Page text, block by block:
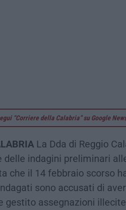
“Corriere della Calabria” su Google
La Dda di Reggio
delle indagini preliminari
che il 14 febbraio scorso
sono accusati di
gestito assegnazioni